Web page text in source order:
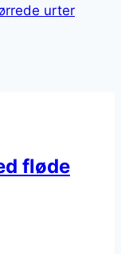
urter
fløde